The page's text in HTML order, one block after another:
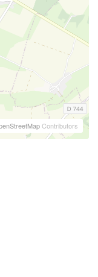
Contributors